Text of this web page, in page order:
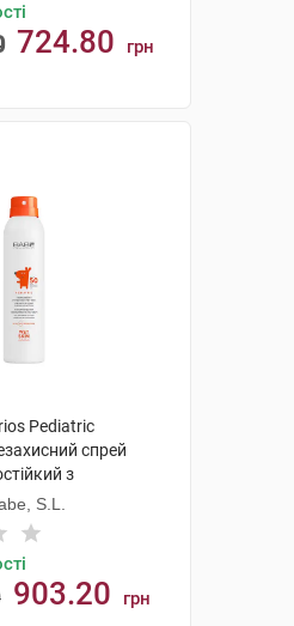
724.80 грн
Pediatric
спрей
з
SPF50+ 200
S.L.
903.20 грн